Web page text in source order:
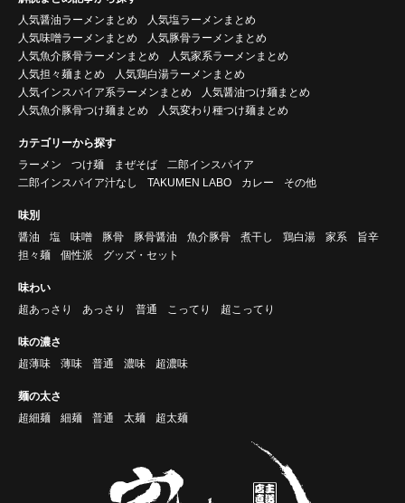
人気醤油ラーメンまとめ
人気塩ラーメンまとめ
人気味噌ラーメンまとめ
人気豚骨ラーメンまとめ
人気魚介豚骨ラーメンまとめ
人気家系ラーメンまとめ
人気担々麺まとめ
人気鶏白湯ラーメンまとめ
人気インスパイア系ラーメンまとめ
人気醤油つけ麺まとめ
人気魚介豚骨つけ麺まとめ
人気変わり種つけ麺まとめ
カテゴリーから探す
ラーメン
つけ麺 まぜそば
二郎インスパイア
二郎インスパイア汁なし
TAKUMEN LABO カレー その他
味別
醤油
塩 味噌 豚骨 豚骨醤油 魚介豚骨 煮干し 鶏白湯 家系
旨辛
担々麺
個性派 グッズ・セット
味わい
超あっさり
あっさり 普通 こってり 超こってり
味の濃さ
超薄味
薄味 普通 濃味 超濃味
麺の太さ
超細麺
細麺 普通 太麺 超太麺